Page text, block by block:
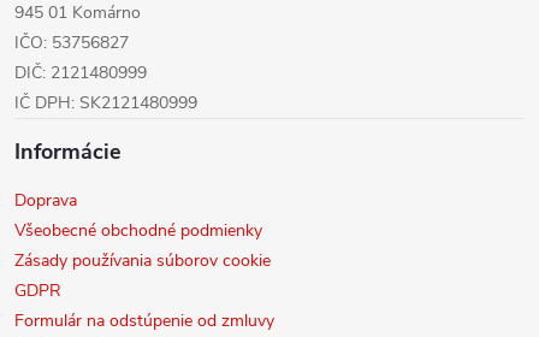
945 01 Komárno
IČO: 53756827
DIČ: 2121480999
IČ DPH: SK2121480999
Informácie
Doprava
Všeobecné obchodné podmienky
Zásady používania súborov cookie
GDPR
Formulár na odstúpenie od zmluvy